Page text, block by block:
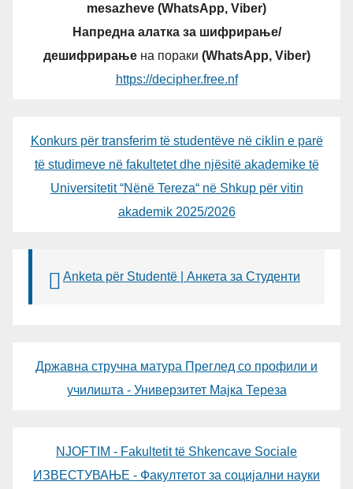
mesazheve (WhatsApp, Viber)
Напредна алатка за шифрирање/
дешифрирањена пораки (WhatsApp, Viber)
https://decipher.free.nf
Konkurs për transferim të studentëve në ciklin e parë
të studimeve në fakultetet dhe njësitë akademike të
Universitetit “Nënë Tereza“ në Shkup për vitin
akademik 2025/2026
Anketa për Studentë | Анкета за Студенти
Државна стручна матура Преглед со профили и
училишта - Универзитет Мајка Тереза
NJOFTIM - Fakultetit të Shkencave Sociale
ИЗВЕСТУВАЊЕ - Факултетот за социјални науки